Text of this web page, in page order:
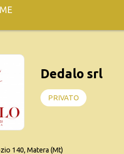
Dedalo srl
PRIVATO
140, Matera (Mt)